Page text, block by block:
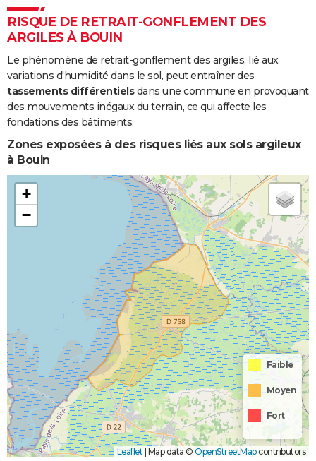
RISQUE DE RETRAIT-GONFLEMENT DES
ARGILES À BOUIN
Le phénomène de retrait-gonflement des argiles, lié aux
variations d'humidité dans le sol, peut entraîner des
tassements différentielsdans une commune en provoquant
des mouvements inégaux du terrain, ce qui affecte les
fondations des bâtiments.
Zones exposées à des risques liés aux sols argileux
à Bouin
+
−
Faible
Moyen
Fort
Leaflet Map data © OpenStreetMapcontributors